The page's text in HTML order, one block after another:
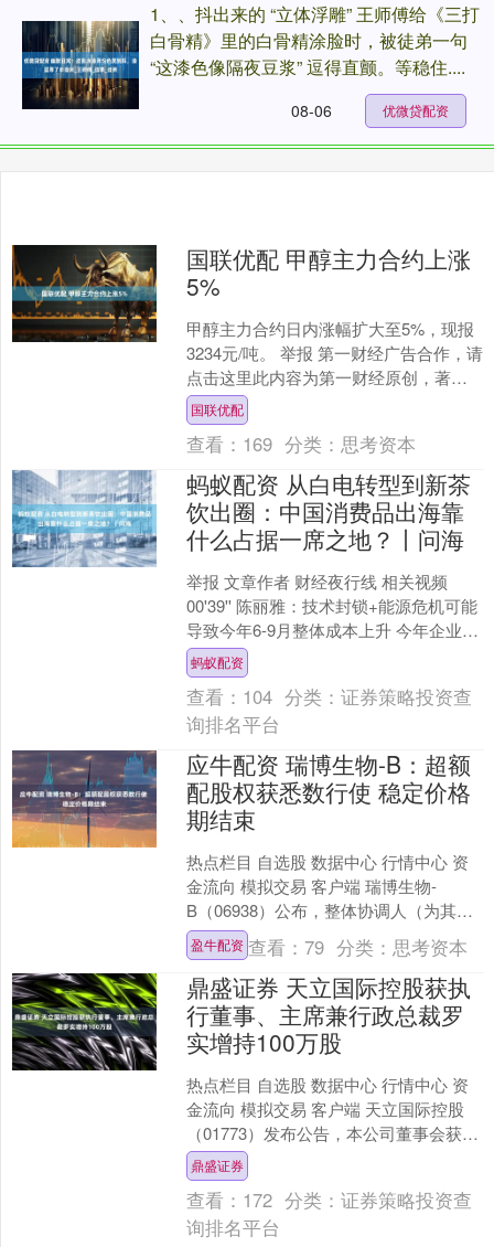
1、、抖出来的 “立体浮雕” 王师傅给《三打
白骨精》里的白骨精涂脸时，被徒弟一句
“这漆色像隔夜豆浆” 逗得直颤。等稳住....
优微贷配资
08-06
国联优配 甲醇主力合约上涨
5%
甲醇主力合约日内涨幅扩大至5%，现报
3234元/吨。 举报 第一财经广告合作，请
点击这里此内容为第一财经原创，著作
权归第一财经所有。未经第一财经书面
授权，不得以....
国联优配
查看： 169 分类：思考资本
蚂蚁配资 从白电转型到新茶
饮出圈：中国消费品出海靠
什么占据一席之地？丨问海
举报 文章作者 财经夜行线 相关视频
00'39'' 陈丽雅：技术封锁+能源危机可能
导致今年6-9月整体成本上升 今年企业或
面临利润率收....
蚂蚁配资
查看： 104 分类：证券策略投资查
询排名平台
应牛配资 瑞博生物-B：超额
配股权获悉数行使 稳定价格
期结束
热点栏目 自选股 数据中心 行情中心 资
金流向 模拟交易 客户端 瑞博生物-
B（06938）公布，整体协调人（为其本
身及代表国际承销商）已于2026年2月5
日（....
盈牛配资 查看：79 分类：思考资本
鼎盛证券 天立国际控股获执
行董事、主席兼行政总裁罗
实增持100万股
热点栏目 自选股 数据中心 行情中心 资
金流向 模拟交易 客户端 天立国际控股
（01773）发布公告，本公司董事会获本
公司执行董事、主席兼行政总裁罗实先
生（罗先....
鼎盛证券
查看： 172 分类：证券策略投资查
询排名平台